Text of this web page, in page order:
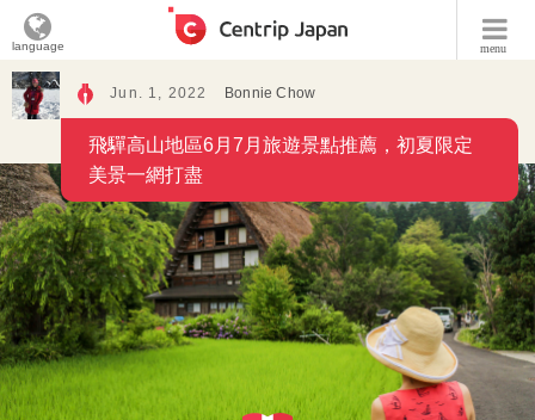
menu
language
Jun. 1, 2022 Bonnie Chow
飛驒高山地區6月7月旅遊景點推薦，初夏限定
美景一網打盡